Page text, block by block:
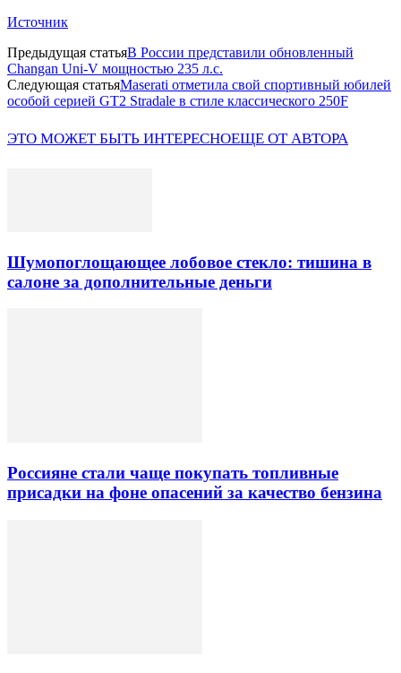
Источник
Предыдущая статьяВ России представили обновленный
Changan Uni-V мощностью 235 л.с.
Следующая статьяMaserati отметила свой спортивный юбилей
особой серией GT2 Stradale в стиле классического 250F
ЭТО МОЖЕТ БЫТЬ ИНТЕРЕСНОЕЩЕ ОТ АВТОРА
Шумопоглощающее лобовое стекло: тишина в
салоне за дополнительные деньги
Россияне стали чаще покупать топливные
присадки на фоне опасений за качество бензина